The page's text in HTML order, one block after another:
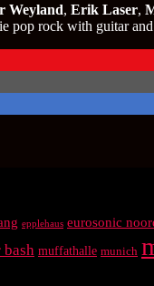
Weyland, Erik Laser,
pop rock with guitar
epplehaus eurosonic
bash muffathalle munich